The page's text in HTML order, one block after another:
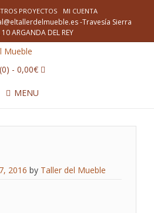
PROYECTOS MI CUENTA
-Travesía Sierra
ARGANDA DEL REY
(0) - 0,00€
MENU
2016 by Taller del Mueble